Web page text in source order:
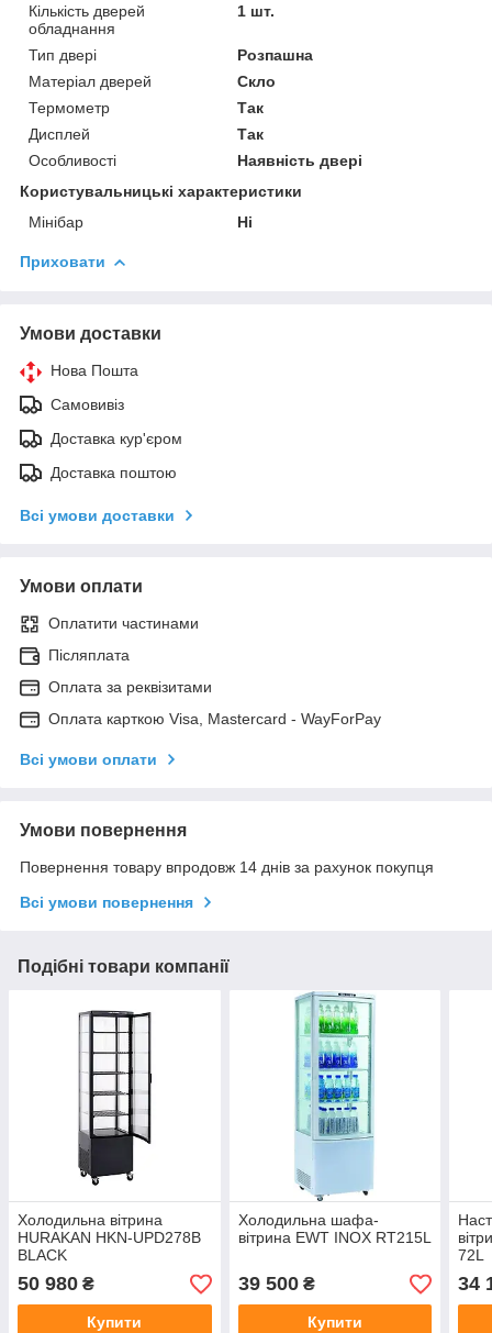
Кількість дверей
обладнання
1 шт.
Тип двері
Розпашна
Матеріал дверей
Скло
Термометр
Так
Дисплей
Так
Особливості
Наявність двері
Користувальницькі характеристики
Мінібар
Ні
Приховати
Умови доставки
Нова Пошта
Самовивіз
Доставка кур'єром
Доставка поштою
Всі умови доставки
Умови оплати
Оплатити частинами
Післяплата
Оплата за реквізитами
Оплата карткою Visa, Mastercard - WayForPay
Всі умови оплати
Умови повернення
Повернення товару впродовж 14 днів за рахунок покупця
Всі умови повернення
Подібні товари компанії
Холодильна вітрина
HURAKAN HKN-UPD278B
BLACK
50 980 ₴
Купити
Холодильна шафа-
вітрина EWT INOX RT215L
39 500₴
Купити
72L
34